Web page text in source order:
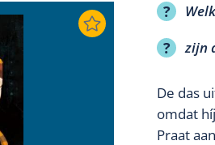
zijn
De das
omdat
Praat